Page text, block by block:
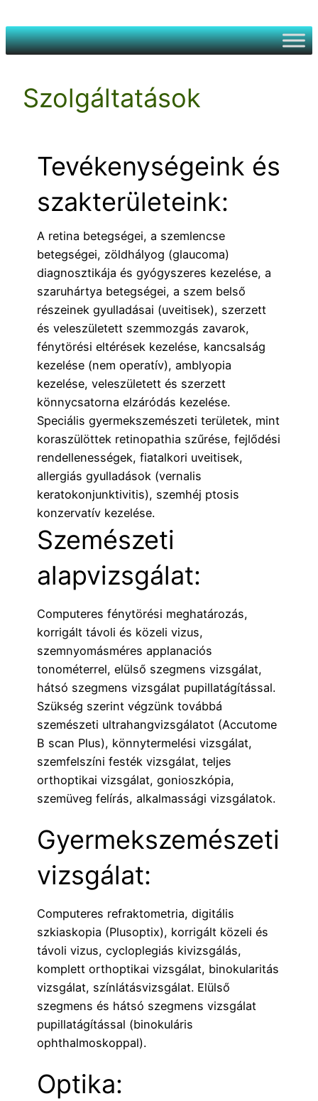
a
tartalomhoz
Szolgáltatások
Tevékenységeink és
szakterületeink:
A retina betegségei, a szemlencse
betegségei, zöldhályog (glaucoma)
diagnosztikája és gyógyszeres kezelése, a
szaruhártya betegségei, a szem belső
részeinek gyulladásai (uveitisek), szerzett
és veleszületett szemmozgás zavarok,
fénytörési eltérések kezelése, kancsalság
kezelése (nem operatív), amblyopia
kezelése, veleszületett és szerzett
könnycsatorna elzáródás kezelése.
Speciális gyermekszemészeti területek, mint
koraszülöttek retinopathia szűrése, fejlődési
rendellenességek, fiatalkori uveitisek,
allergiás gyulladások (vernalis
keratokonjunktivitis), szemhéj ptosis
konzervatív kezelése.
Szemészeti
alapvizsgálat:
Computeres fénytörési meghatározás,
korrigált távoli és közeli vizus,
szemnyomásméres applanaciós
tonométerrel, elülső szegmens vizsgálat,
hátsó szegmens vizsgálat pupillatágítással.
Szükség szerint végzünk továbbá
szemészeti ultrahangvizsgálatot (Accutome
B scan Plus), könnytermelési vizsgálat,
szemfelszíni festék vizsgálat, teljes
orthoptikai vizsgálat, gonioszkópia,
szemüveg felírás, alkalmassági vizsgálatok.
Gyermekszemészeti
vizsgálat:
Computeres refraktometria, digitális
szkiaskopia (Plusoptix), korrigált közeli és
távoli vizus, cycloplegiás kivizsgálás,
komplett orthoptikai vizsgálat, binokularitás
vizsgálat, színlátásvizsgálat. Elülső
szegmens és hátsó szegmens vizsgálat
pupillatágítással (binokuláris
ophthalmoskoppal).
Optika: